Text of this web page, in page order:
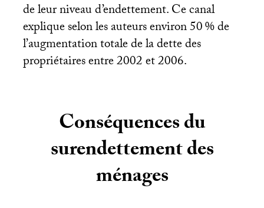
de leur niveau d’endettement. Ce canal
explique selon les auteurs environ 50% de
l’augmentation totale de la dette des
propriétaires entre 2002 et 2006.
Conséquences du
surendettement des
ménages